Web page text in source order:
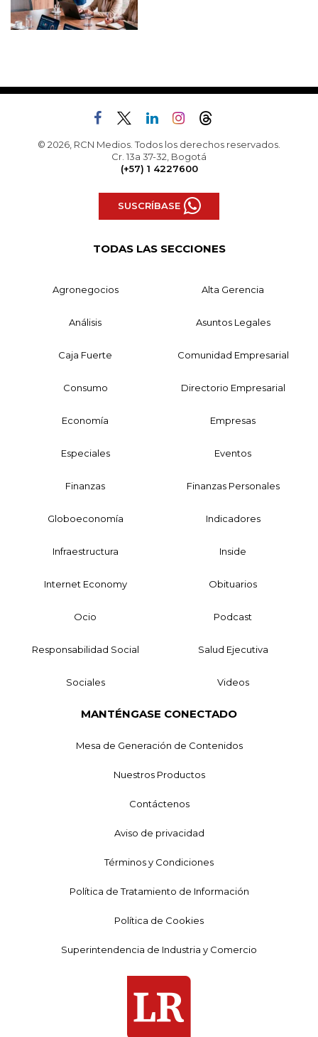
© 2026, RCN Medios. Todos los derechos reservados.
Cr. 13a 37-32, Bogotá
(+57) 1 4227600
SUSCRÍBASE
TODAS LAS SECCIONES
Agronegocios Alta Gerencia
Análisis Asuntos Legales
Caja Fuerte Comunidad Empresarial
Consumo Directorio Empresarial
Economía Empresas
Especiales Eventos
Finanzas Finanzas Personales
Globoeconomía Indicadores
Infraestructura Inside
Internet Economy Obituarios
Ocio Podcast
Responsabilidad Social Salud Ejecutiva
Sociales Videos
MANTÉNGASE CONECTADO
Mesa de Generación de Contenidos
Nuestros Productos
Contáctenos
Aviso de privacidad
Términos y Condiciones
Política de Tratamiento de Información
Política de Cookies
Superintendencia de Industria y Comercio